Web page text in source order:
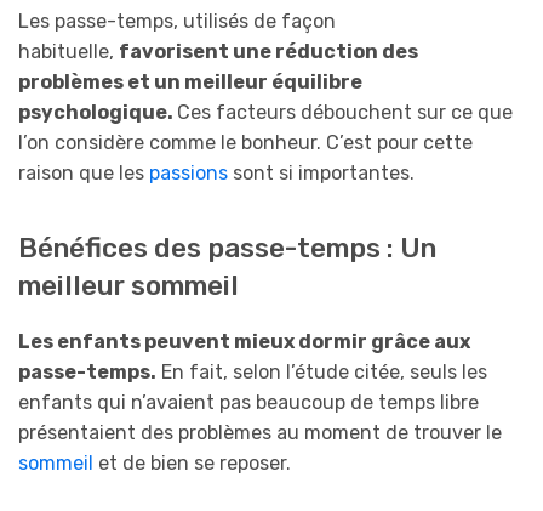
Les passe-temps, utilisés de façon
habituelle, favorisent une réduction des
problèmes et un meilleur équilibre
psychologique. Ces facteurs débouchent sur ce que
l’on considère comme le bonheur. C’est pour cette
raison que les passions sont si importantes.
Bénéfices des passe-temps : Un
meilleur sommeil
Les enfants peuvent mieux dormir grâce aux
passe-temps. En fait, selon l’étude citée, seuls les
enfants qui n’avaient pas beaucoup de temps libre
présentaient des problèmes au moment de trouver le
sommeil et de bien se reposer.